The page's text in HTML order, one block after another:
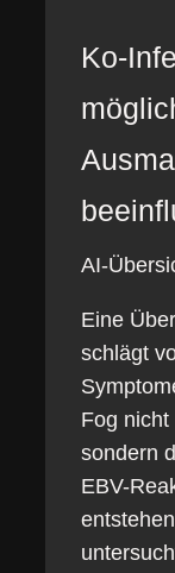
Ko-
AI-
Eine
schlägt
Fog
sondern
EBV-